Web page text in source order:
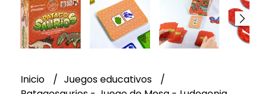
Inicio
Juegos educativos